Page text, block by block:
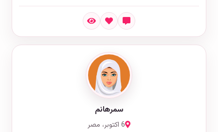
سمرهانم
6 اكتوبر، مصر